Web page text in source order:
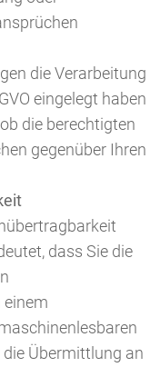
die Verarbeitung
eingelegt haben
die berechtigten
gegenüber Ihren
dass Sie die
einem
Übermittlung an